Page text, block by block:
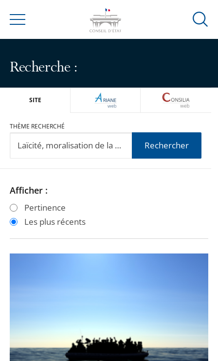
Menu
Ouvrir
Recherche :
SITE ARIANEWEB
THÈME RECHERCHÉ
Rechercher
Passer
les
filtres
Passer
les
filtres
Afficher :
Pertinence
Les plus récents
recours
contre